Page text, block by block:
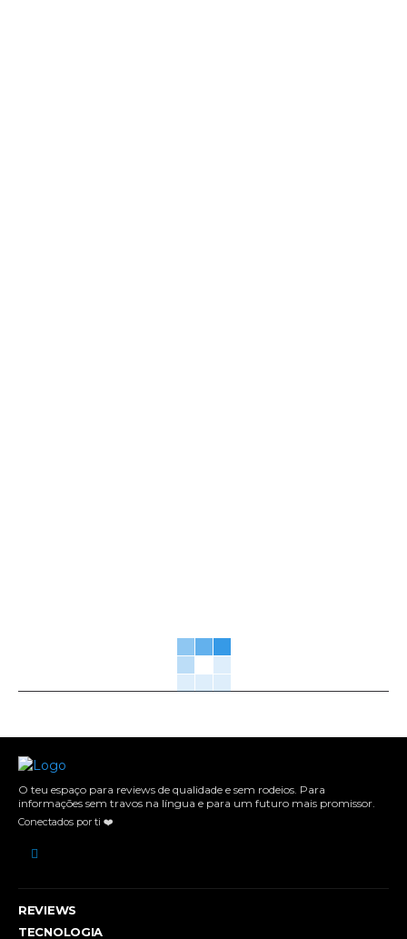
O teu espaço para reviews de qualidade e sem rodeios. Para
informações sem travos na língua e para um futuro mais promissor.
Conectados por ti ❤️
REVIEWS
TECNOLOGIA